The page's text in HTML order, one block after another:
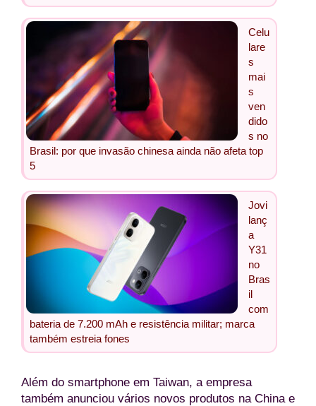
Celu
lare
s
mai
s
ven
dido
s no
Brasil: por que invasão chinesa ainda não afeta top
5
Jovi
lanç
a
Y31
no
Bras
il
com
bateria de 7.200 mAh e resistência militar; marca
também estreia fones
Além do smartphone em Taiwan, a empresa
também anunciou vários novos produtos na China e